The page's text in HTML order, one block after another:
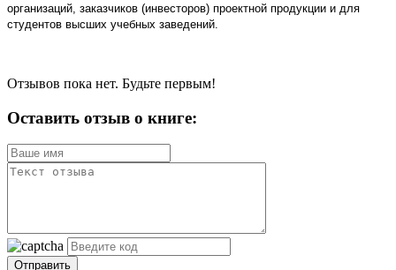
организаций, заказчиков (инвесторов) проектной продукции и для
студентов высших учебных заведений.
Отзывов пока нет. Будьте первым!
Оставить отзыв о книге:
Отправить